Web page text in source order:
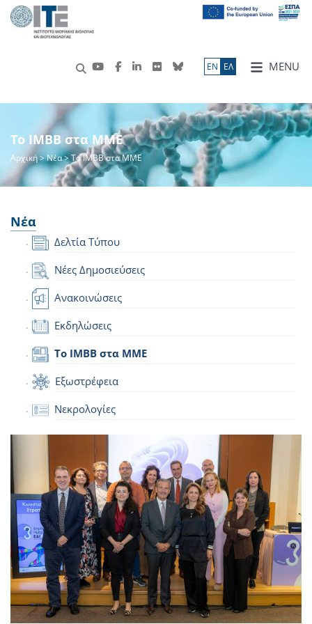
MENU
ΕN ΕΛ
Το IMBB στα ΜΜΕ
Αρχική>Νέα> Το IMBB στα ΜΜΕ
Νέα
Δελτία Τύπου
Νέες Δημοσιεύσεις
Ανακοινώσεις
Εκδηλώσεις
Το IMBB στα ΜΜΕ
Εξωστρέφεια
Νεκρολογίες